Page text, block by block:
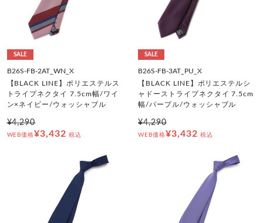
SALE
B26S-FB-2AT_WN_X
【BLACK LINE】ポリエステルス
トライプネクタイ 7.5cm幅/ワイ
ン×ネイビー/ウォッシャブル
¥4,290
WEB価格¥3,432 税込
SALE
B26S-FB-3AT_PU_X
【BLACK LINE】ポリエステルシ
ャドーストライプネクタイ 7.5cm
幅/パープル/ウォッシャブル
¥4,290
WEB価格¥3,432 税込